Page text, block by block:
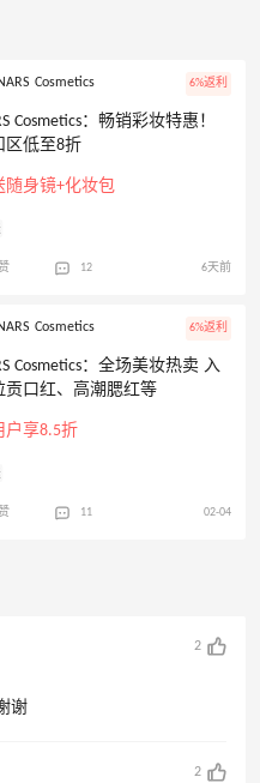
Cosmetics 6%返利
Cosmetics：畅销彩妆特惠！
区低至8折
随身镜+化妆包
12 6天前
Cosmetics 6%返利
Cosmetics：全场美妆热卖 入
贡口红、高潮腮红等
户享8.5折
11 02-04
2
谢
2